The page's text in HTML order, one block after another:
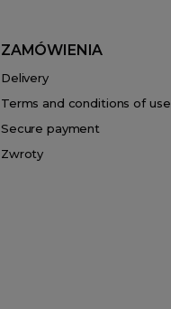
ZAMÓWIENIA
Delivery
Terms and conditions of use
Secure payment
Zwroty